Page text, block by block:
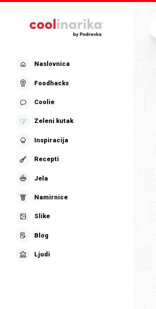
Naslovnica
Foodhacks
Coolie
Zeleni kutak
Inspiracija
Recepti
Jela
Namirnice
Slike
Blog
Ljudi